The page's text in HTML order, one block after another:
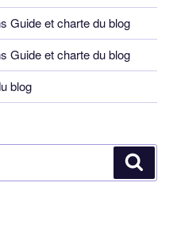
Guide et charte du blog
Guide et charte du blog
blog